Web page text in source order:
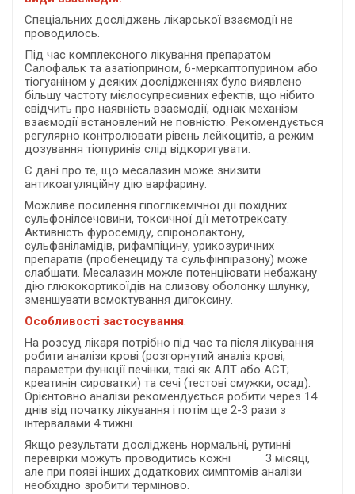
Спеціальних досліджень лікарської взаємодії не
проводилось.
Під час комплексного лікування препаратом
Салофальк та азатіоприном, 6-меркаптопурином або
тіогуаніном у деяких дослідженнях було виявлено
більшу частоту мієлосупресивних ефектів, що нібито
свідчить про наявність взаємодії, однак механізм
взаємодії встановлений не повністю. Рекомендується
регулярно контролювати рівень лейкоцитів, а режим
дозування тіопуринів слід відкоригувати.
Є дані про те, що месалазин може знизити
антикоагуляційну дію варфарину.
Можливе посилення гіпоглікемічної дії похідних
сульфонілсечовини, токсичної дії метотрексату.
Активність фуросеміду, спіронолактону,
сульфаніламідів, рифампіцину, урикозуричних
препаратів (пробенециду та сульфінпіразону) може
слабшати. Месалазин можле потенціювати небажану
дію глюкокортикоїдів на слизову оболонку шлунку,
зменшувати всмоктування дигоксину.
Особливості застосування.
На розсуд лікаря потрібно під час та після лікування
робити аналізи крові (розгорнутий аналіз крові;
параметри функції печінки, такі як АЛТ або АСТ;
креатинін сироватки) та сечі (тестові смужки, осад).
Орієнтовно аналізи рекомендується робити через 14
днів від початку лікування і потім ще 2-3 рази з
інтервалами 4 тижні.
Якщо результати досліджень нормальні, рутинні
перевірки можуть проводитись кожні 3 місяці,
але при появі інших додаткових симптомів аналізи
необхідно зробити терміново.